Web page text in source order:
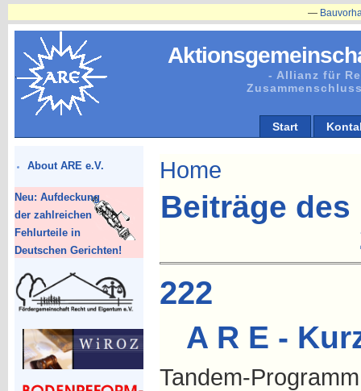
- Allianz für
Start
About ARE e.V.
Neu: Aufdeckung
der zahlreichen
Fehlurteile in
Deutschen Gerichten!
Bauvorhaben in
Home
Beiträge des
222
A R E -
Tandem-